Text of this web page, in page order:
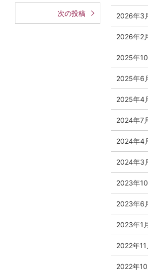
次の投稿 2026年3
2026年2
2025年10
2025年6
2025年4
2024年7
2024年4
2024年3
2023年10
2023年6
2023年1
2022年11
2022年10